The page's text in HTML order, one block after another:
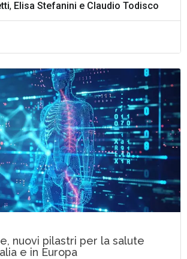
, Elisa Stefanini e Claudio Todisco
nuovi pilastri per la salute
e in Europa